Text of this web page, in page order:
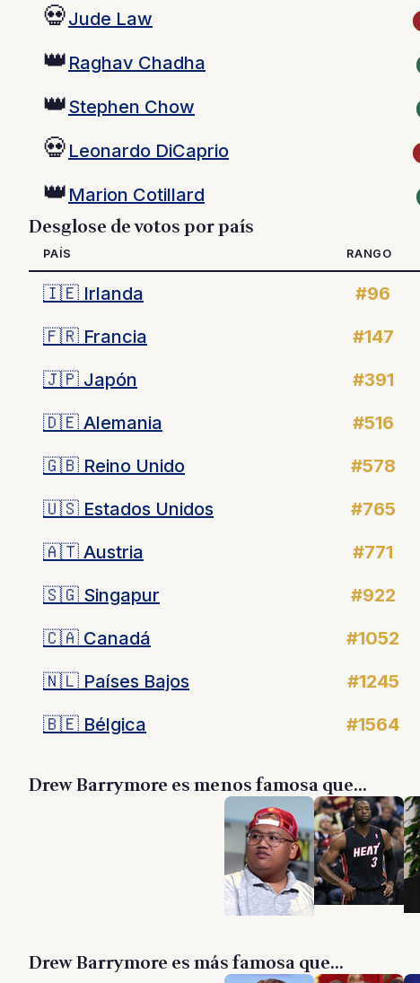
💀Jude Law
👑 Raghav Chadha
👑Stephen Chow
💀 Leonardo DiCaprio
👑 Marion Cotillard
Desglose de votos por país
PAÍS RANGO
🇮🇪 Irlanda #96
🇫🇷 Francia #147
🇯🇵 Japón #391
🇩🇪 Alemania #516
🇬🇧 Reino Unido #578
🇺🇸 Estados Unidos #765
🇦🇹 Austria #771
🇸🇬 Singapur #922
🇨🇦 Canadá #1052
🇳🇱 Países Bajos #1245
🇧🇪 Bélgica #1564
Drew Barrymore es menos famosa que...
Drew Barrymore es más famosa que...